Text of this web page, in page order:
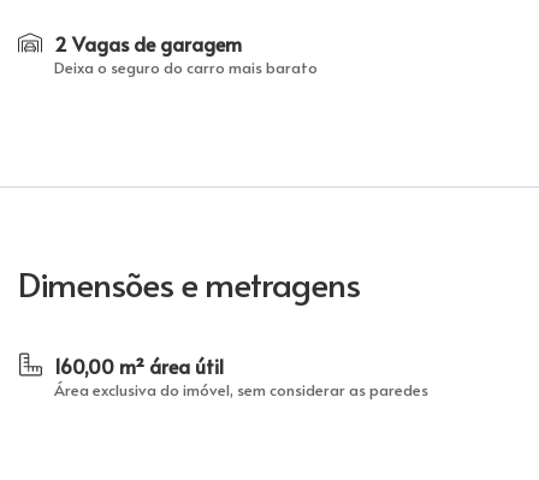
2 Vagas de garagem
Deixa o seguro do carro mais barato
Dimensões e metragens
160,00 m² área útil
Área exclusiva do imóvel, sem considerar as paredes